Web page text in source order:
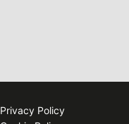
Privacy Policy